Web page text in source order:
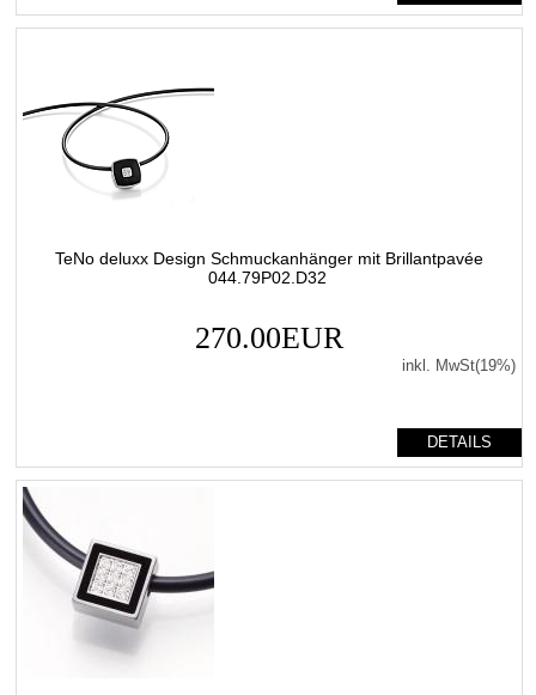
TeNo deluxx Design Schmuckanhänger mit Brillantpavée
044.79P02.D32
270.00EUR
inkl. MwSt(19%)
DETAILS